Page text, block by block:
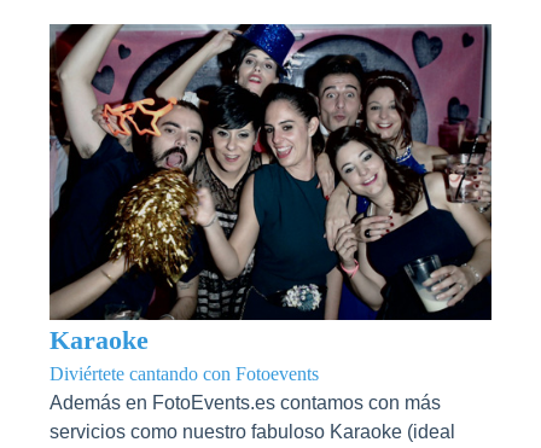
Karaoke
Diviértete cantando con Fotoevents
Además en FotoEvents.es contamos con más
servicios como nuestro fabuloso Karaoke (ideal